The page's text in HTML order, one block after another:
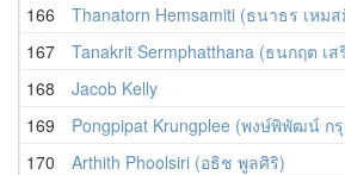
166
Thanatorn Hemsamiti (ธนาธร เหม
167
Tanakrit Sermphatthana (ธนกฤต เ
168
Jacob Kelly
169
Pongpipat Krungplee (พงษ์พิพัฒน์ ก
170
Arthith Phoolsiri (อธิช พูลศิริ)